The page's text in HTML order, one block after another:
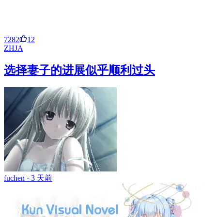
7282
12
ZHJA
选择妻子的进展似乎顺利过头
fuchen · 3 天前